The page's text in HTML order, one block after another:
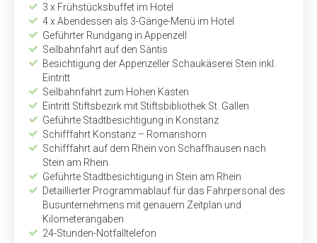
3 x Frühstücksbuffet im Hotel
4 x Abendessen als 3-Gänge-Menü im Hotel
Geführter Rundgang in Appenzell
Seilbahnfahrt auf den Säntis
Besichtigung der Appenzeller Schaukäserei Stein inkl.
Eintritt
Seilbahnfahrt zum Hohen Kasten
Eintritt Stiftsbezirk mit Stiftsbibliothek St. Gallen
Geführte Stadtbesichtigung in Konstanz
Schifffahrt Konstanz – Romanshorn
Schifffahrt auf dem Rhein von Schaffhausen nach
Stein am Rhein
Geführte Stadtbesichtigung in Stein am Rhein
Detaillierter Programmablauf für das Fahrpersonal des
Busunternehmens mit genauem Zeitplan und
Kilometerangaben
24-Stunden-Notfalltelefon